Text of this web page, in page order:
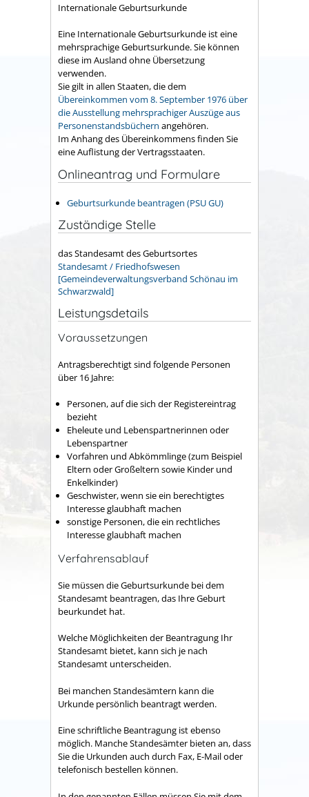
Internationale Geburtsurkunde
Eine Internationale Geburtsurkunde ist eine
mehrsprachige Geburtsurkunde. Sie können
diese im Ausland ohne Übersetzung
verwenden.
Sie gilt in allen Staaten, die dem
Übereinkommen vom 8. September 1976 über
die Ausstellung mehrsprachiger Auszüge aus
Personenstandsbüchern angehören.
Im Anhang des Übereinkommens finden Sie
eine Auflistung der Vertragsstaaten.
Onlineantrag und Formulare
Geburtsurkunde beantragen (PSU GU)
Zuständige Stelle
das Standesamt des Geburtsortes
Standesamt / Friedhofswesen
[Gemeindeverwaltungsverband Schönau im
Schwarzwald]
Leistungsdetails
Voraussetzungen
Antragsberechtigt sind folgende Personen
über 16 Jahre:
Personen, auf die sich der Registereintrag
bezieht
Eheleute und Lebenspartnerinnen oder
Lebenspartner
Vorfahren und Abkömmlinge (zum Beispiel
Eltern oder Großeltern sowie Kinder und
Enkelkinder)
Geschwister, wenn sie ein berechtigtes
Interesse glaubhaft machen
sonstige Personen, die ein rechtliches
Interesse glaubhaft machen
Verfahrensablauf
Sie müssen die Geburtsurkunde bei dem
Standesamt beantragen, das Ihre Geburt
beurkundet hat.
Welche Möglichkeiten der Beantragung Ihr
Standesamt bietet, kann sich je nach
Standesamt unterscheiden.
Bei manchen Standesämtern kann die
Urkunde persönlich beantragt werden.
Eine schriftliche Beantragung ist ebenso
möglich. Manche Standesämter bieten an, dass
Sie die Urkunden auch durch Fax, E-Mail oder
telefonisch bestellen können.